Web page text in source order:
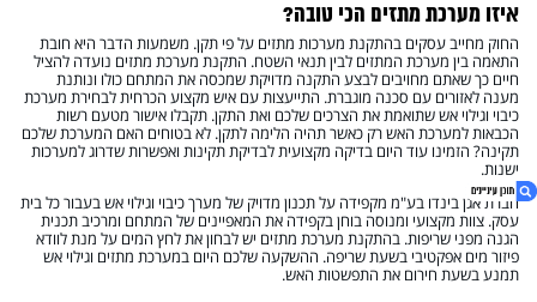
1. למי לפנות להתקנת מערכת מתזים
איזו מערכת מתזים הכי טובה?
החוק מחייב עסקים בהתקנת מערכות מתזים על פי תקן. משמעות הדבר היא חובת
התאמה בין מערכת המתזים לבין תנאי השטח. התקנת מערכת מתזים נועדה להציל
חיים כך שאתם מחויבים לבצע התקנה מדויקת שמכסה את המתחם כולו ונותנת
מענה לאזורים עם סכנה מוגברת. התייעצות עם איש מקצוע הכרחית לבחירת מערכת
כיבוי וגילוי אש שתואמת את הצרכים שלכם ואת התקן. תקבלו אישור מטעם רשות
הכבאות למערכת האש רק כאשר תהיה הלימה לתקן. לא בטוחים האם המערכת שלכם
תקינה? הזמינו עוד היום בדיקה מקצועית לבדיקת תקינות ואפשרות שדרוג למערכות
ישנות.
חברת אגן בינדו בע"מ מקפידה על תכנון מדויק של מערך כיבוי וגילוי אש בעבור כל בית
עסק. צוות מקצועי ומנוסה בוחן בקפידה את המאפיינים של המתחם ומרכיב תכנית
הגנה מפני שריפות. בהתקנת מערכת מתזים יש לבחון את לחץ המים על מנת לוודא
פיזור מים אפקטיבי בשעת שריפה. ההשקעה שלכם היום במערכת מתזים וגילוי אש
תמנע בשעת חירום את התפשטות האש.